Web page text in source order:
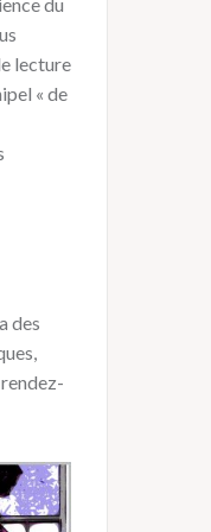
lecture
« de
des